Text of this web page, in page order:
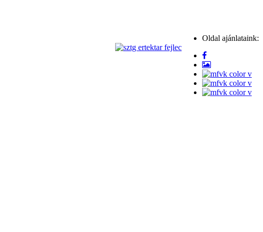
Oldal ajánlataink: